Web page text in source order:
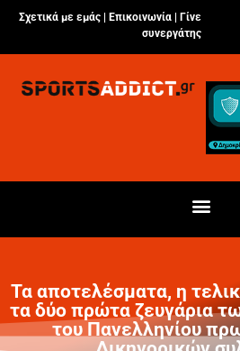
Σχετικά με εμάς | Επικοινωνία
Γίνε
συνεργάτης
Τα αποτελέσματα, η
τα δύο πρώτα ζευγάρια
του Πανελληνίου